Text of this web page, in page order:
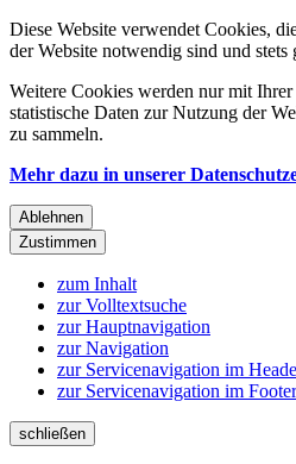
Diese Website verwendet Cookies,
der Website notwendig sind und stets
Weitere Cookies werden nur mit
statistische Daten zur Nutzung der
zu sammeln.
Mehr dazu in unserer
Ablehnen
Zustimmen
zum Inhalt
zur Volltextsuche
zur Hauptnavigation
zur Navigation
zur Servicenavigation im
zur Servicenavigation im Footer
schließen